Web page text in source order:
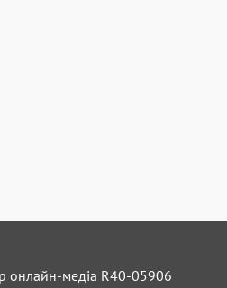
онлайн-медіа R40-05906